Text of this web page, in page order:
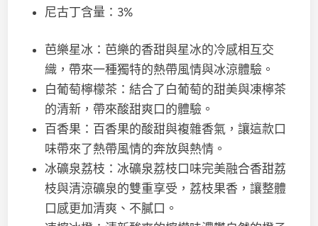
尼古丁含量：3%
芭樂星冰：芭樂的香甜與星冰的冷感相互交
織，帶來一種獨特的熱帶風情與冰涼體驗。
白葡萄檸檬茶：結合了白葡萄的甜美與凍檸茶
的清新，帶來酸甜爽口的體驗。
百香果：百香果的酸甜與複雜香氣，讓這款口
味帶來了熱帶風情的奔放與熱情。
冰礦泉荔枝：冰礦泉荔枝口味完美融合香甜荔
枝與清涼礦泉的雙重享受，荔枝果香，讓整體
口感更加清爽、不膩口。